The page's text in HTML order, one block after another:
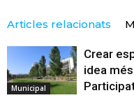
Articles relacionats
Municipal
Crear
idea